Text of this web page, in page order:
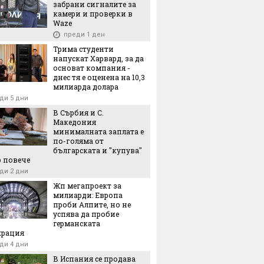
забрани сигналите за
камери и проверки в
Waze
преди 1 ден
Трима студенти
напускат Харвард, за да
основат компания -
днес тя е оценена на 10,3
милиарда долара
5 дни
В Сърбия и С.
Македония
минималната заплата е
по-голяма от
българската и "купува"
повече
2 дни
Жп мегапроект за
милиарди: Европа
проби Алпите, но не
успява да пробие
германската
4 дни
В Испания се продава